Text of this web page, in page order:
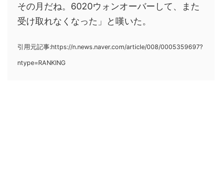
その月だね。6020ウォンオーバーして、また
受け取れなくなった」と嘆いた。
引用元記事:https://n.news.naver.com/article/008/0005359697?
ntype=RANKING